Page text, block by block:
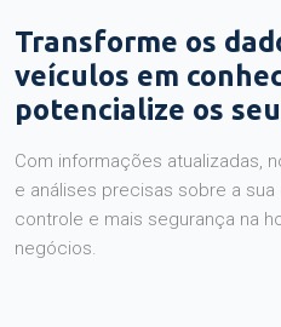
Transforme os
veículos em
potencialize os
Com informações atualizadas,
e análises precisas sobre a
controle e mais segurança na
negócios.